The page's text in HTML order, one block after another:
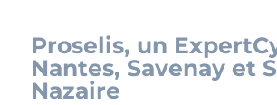
Proselis, un
Nantes, Savenay et
Nazaire